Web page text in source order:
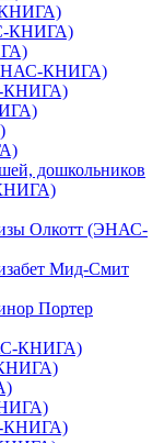
КНИГА)
КНИГА)
КНИГА)
дошкольников
Олкотт (ЭНАС-
Мид-Смит
Портер
КНИГА)
КНИГА)